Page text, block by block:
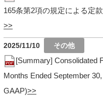
165条第2項の規定による定
2025/11/10
[Summary] Consolidated
Months Ended September
GAAP)